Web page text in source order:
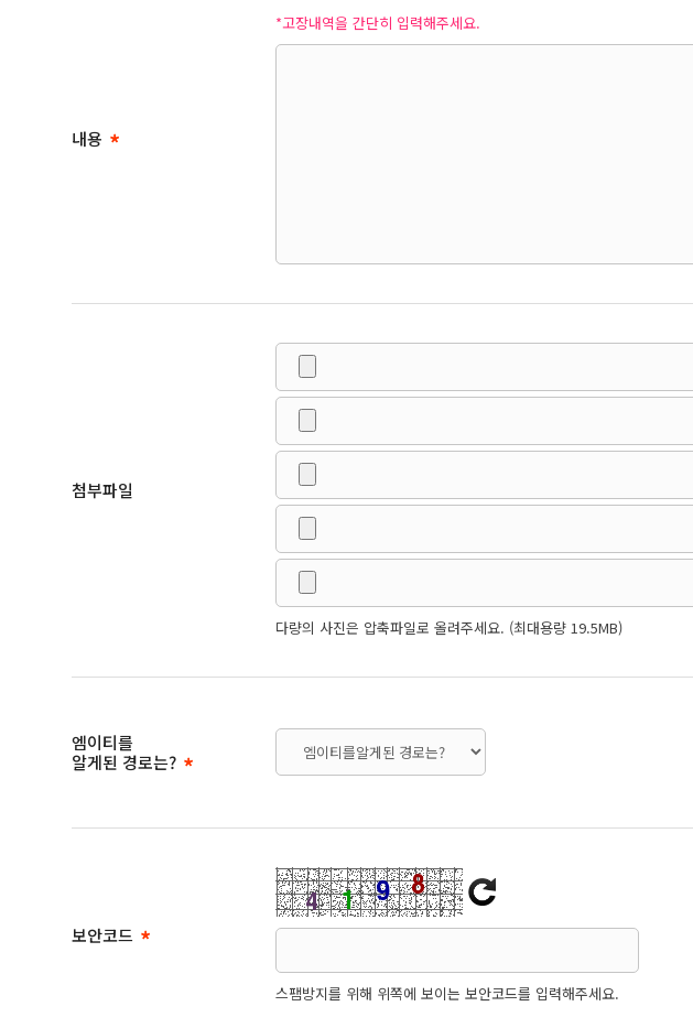
내용
*고장내역을 간단히 입력해주세요.
첨부파일
다량의 사진은 압축파일로 올려주세요. (최대용량 19.5MB)
엠이티를
알게된 경로는?
보안코드
스팸방지를 위해 위쪽에 보이는 보안코드를 입력해주세요.